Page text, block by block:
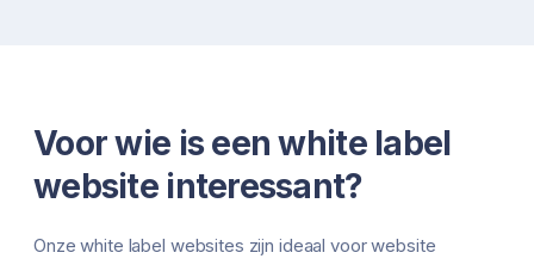
Voor wie is een white label
website interessant?
Onze white label websites zijn ideaal voor website